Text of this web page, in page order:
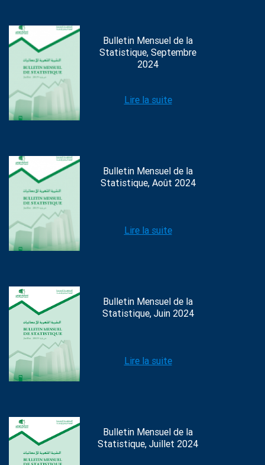
Bulletin Mensuel de la
Statistique, Septembre
2024
Lire la suite
Bulletin Mensuel de la
Statistique, Août 2024
Lire la suite
Bulletin Mensuel de la
Statistique, Juin 2024
Lire la suite
Bulletin Mensuel de la
Statistique, Juillet 2024